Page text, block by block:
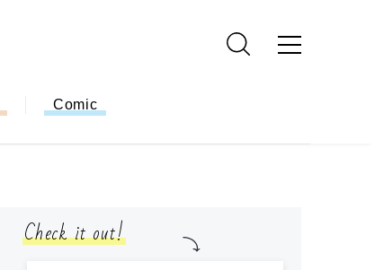
Comic
Check it out!